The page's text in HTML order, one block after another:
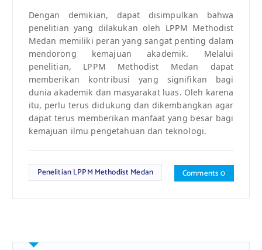
Dengan demikian, dapat disimpulkan bahwa
penelitian yang dilakukan oleh LPPM Methodist
Medan memiliki peran yang sangat penting dalam
mendorong kemajuan akademik. Melalui
penelitian, LPPM Methodist Medan dapat
memberikan kontribusi yang signifikan bagi
dunia akademik dan masyarakat luas. Oleh karena
itu, perlu terus didukung dan dikembangkan agar
dapat terus memberikan manfaat yang besar bagi
kemajuan ilmu pengetahuan dan teknologi.
Penelitian LPPM Methodist Medan Comments 0